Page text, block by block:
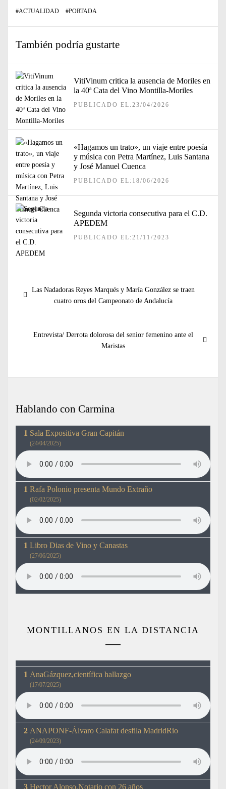
#ACTUALIDAD #PORTADA
También podría gustarte
VitiVinum critica la ausencia de Moriles en
la 40ª Cata del Vino Montilla-Moriles
PUBLICADO EL:23/04/2026
«Hagamos un trato», un viaje entre poesía
y música con Petra Martínez, Luis Santana
y José Manuel Cuenca
PUBLICADO EL:18/06/2026
Segunda victoria consecutiva para el C.D.
APEDEM
PUBLICADO EL:21/11/2023
de
Entrada
anterior:
Las Nadadoras Reyes Marqués y María González se traen
cuatro oros del Campeonato de Andalucía
Entrada
Entrevista/ Derrota dolorosa del senior femenino ante el
Maristas
Hablando con Carmina
Sala Expositiva Gran Capitán
(24/04/2025)
Rafa Polonio presenta Mundo Extraño
(02/02/2025)
Libro Dias de Vino y Canastas
(27/06/2025)
MONTILLANOS EN LA DISTANCIA
AnaGázquez,científica hallazgo
(17/07/2025)
ANAPONF-Álvaro Calafat desfila MadridRio
(24/09/2023)
Hector Alonso.Notario con 26 años